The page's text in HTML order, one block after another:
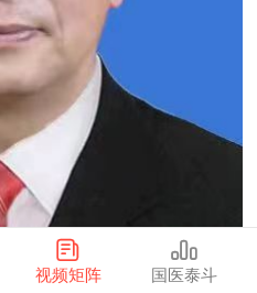
视频矩阵 国医泰斗